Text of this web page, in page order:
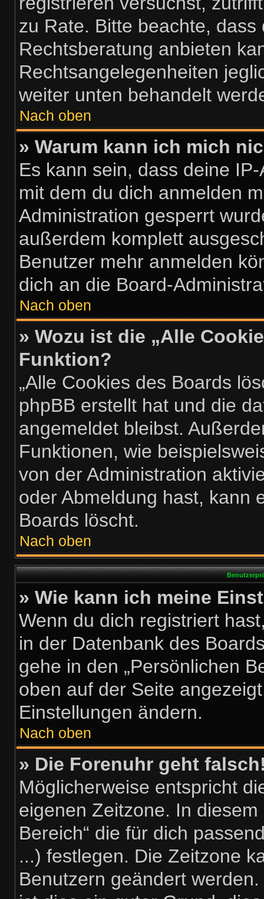
zu Rate. Bitte beachte,
Rechtsberatung anbieten
Rechtsangelegenheiten
weiter unten behandelt
Nach oben
» Warum kann ich mich
Es kann sein, dass deine
mit dem du dich anmelden
Administration gesperrt
außerdem komplett
Benutzer mehr anmelden
dich an die Board-
Nach oben
» Wozu ist die „Alle
Funktion?
„Alle Cookies des Boards
phpBB erstellt hat und die
angemeldet bleibst.
Funktionen, wie
von der Administration
oder Abmeldung hast, kann
Boards löscht.
Nach oben
» Wie kann ich meine
Wenn du dich registriert
in der Datenbank des
gehe in den „Persönlichen
oben auf der Seite
Einstellungen ändern.
Nach oben
» Die Forenuhr geht
Möglicherweise entspricht
eigenen Zeitzone. In
Bereich“ die für dich
...) festlegen. Die Zeitzone
Benutzern geändert